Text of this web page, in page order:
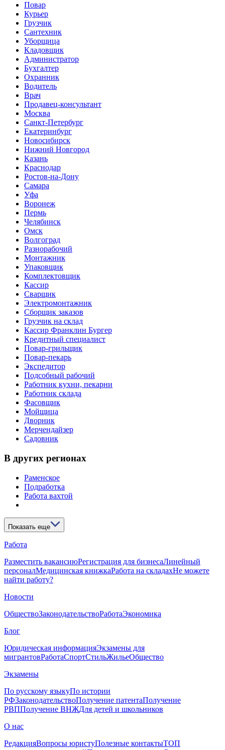
Повар
Курьер
Грузчик
Сантехник
Уборщица
Кладовщик
Администратор
Бухгалтер
Охранник
Водитель
Врач
Продавец-консультант
Москва
Санкт-Петербург
Екатеринбург
Новосибирск
Нижний Новгород
Казань
Краснодар
Ростов-на-Дону
Самара
Уфа
Воронеж
Пермь
Челябинск
Омск
Волгоград
Разнорабочий
Монтажник
Упаковщик
Комплектовщик
Кассир
Сварщик
Электромонтажник
Сборщик заказов
Грузчик на склад
Кассир Франклин Бургер
Кредитный специалист
Повар-грильщик
Повар-пекарь
Экспедитор
Подсобный рабочий
Работник кухни, пекарни
Работник склада
Фасовщик
Мойщица
Дворник
Мерчендайзер
Садовник
В других регионах
Раменское
Подработка
Работа вахтой
Показать еще
Работа
Разместить вакансиюРегистрация для бизнесаЛинейный
персоналМедицинская книжкаРабота на складахНе можете
найти работу?
Новости
ОбществоЗаконодательствоРаботаЭкономика
Блог
Юридическая информацияЭкзамены для
мигрантовРаботаСпортСтильЖильеОбщество
Экзамены
По русскому языкуПо истории
РФЗаконодательствоПолучение патентаПолучение
РВППолучение ВНЖДля детей и школьников
О нас
РедакцияВопросы юристуПолезные контактыТОП